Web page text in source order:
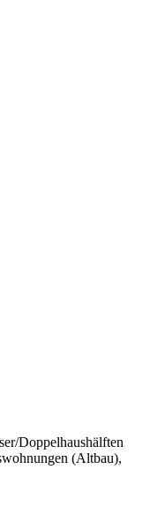
Doppelhaushälften
(Altbau),